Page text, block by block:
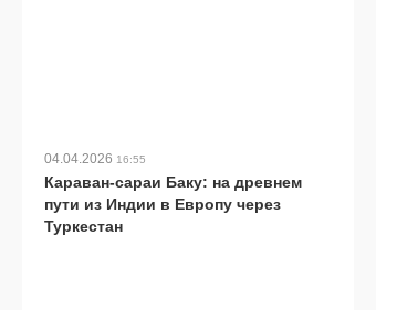
04.04.2026 16:55
Караван-сараи Баку: на древнем
пути из Индии в Европу через
Туркестан